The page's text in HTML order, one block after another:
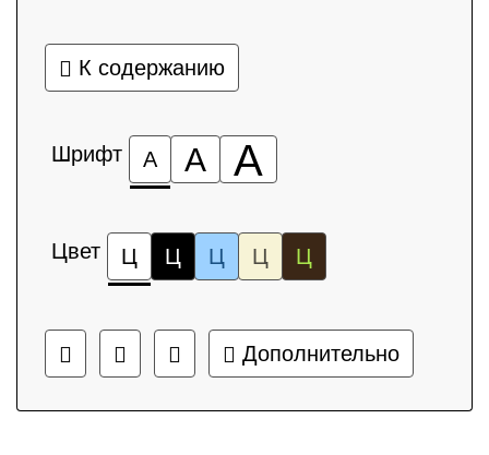
К содержанию
Шрифт А А А
Цвет Ц Ц Ц Ц Ц
Дополнительно